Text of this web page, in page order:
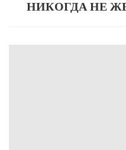
НИКОГДА НЕ